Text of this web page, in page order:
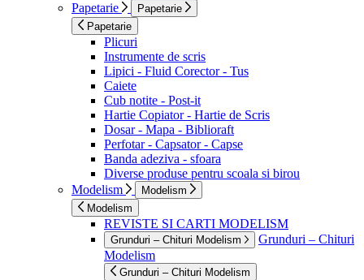
Papetarie
Papetarie
Papetarie
Plicuri
Instrumente de scris
Lipici - Fluid Corector - Tus
Caiete
Cub notite - Post-it
Hartie Copiator - Hartie de Scris
Dosar - Mapa - Biblioraft
Perfotar - Capsator - Capse
Banda adeziva - sfoara
Diverse produse pentru scoala si birou
Modelism
Modelism
Modelism
REVISTE SI CARTI MODELISM
Grunduri – Chituri Modelism
Grunduri – Chituri
Modelism
Grunduri – Chituri Modelism